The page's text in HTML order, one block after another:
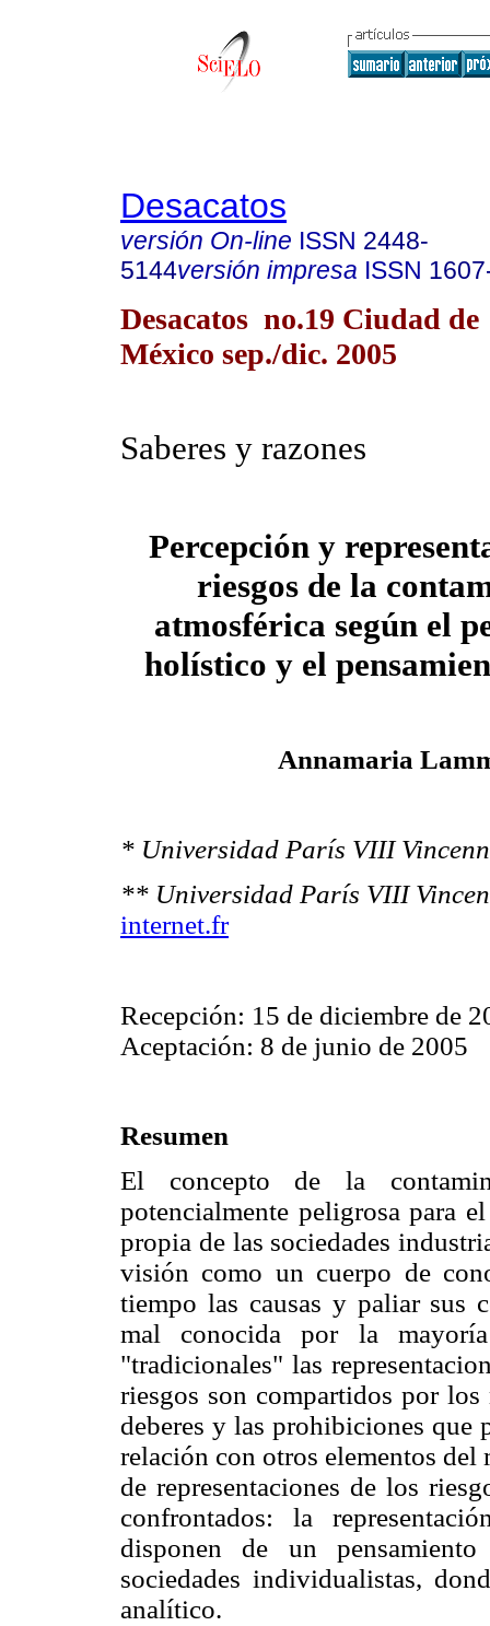
Desacatos
versión On-line ISSN 2448-
5144versión impresa ISSN
Desacatos no.19 Ciudad de
México sep./dic. 2005
Saberes y razones
Percepción y
riesgos de la
atmosférica según el
holístico y el
Annamaria
* Universidad París VIII
** Universidad París VIII
internet.fr
Recepción: 15 de diciembre de
Aceptación: 8 de junio de 2005
Resumen
El concepto de la
potencialmente peligrosa para
propia de las sociedades
visión como un cuerpo de
tiempo las causas y paliar sus
mal conocida por la
"tradicionales" las
riesgos son compartidos por
deberes y las prohibiciones que
relación con otros elementos
de representaciones de los
confrontados: la
disponen de un
sociedades individualistas,
analítico.